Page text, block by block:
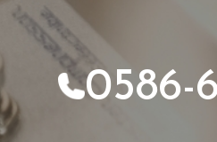
0586-